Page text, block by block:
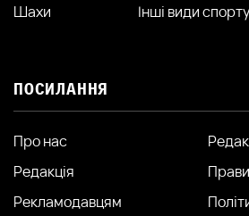
Шахи
Інші види спорту
ПОСИЛАННЯ
Про нас
Редакція
Рекламодавцям